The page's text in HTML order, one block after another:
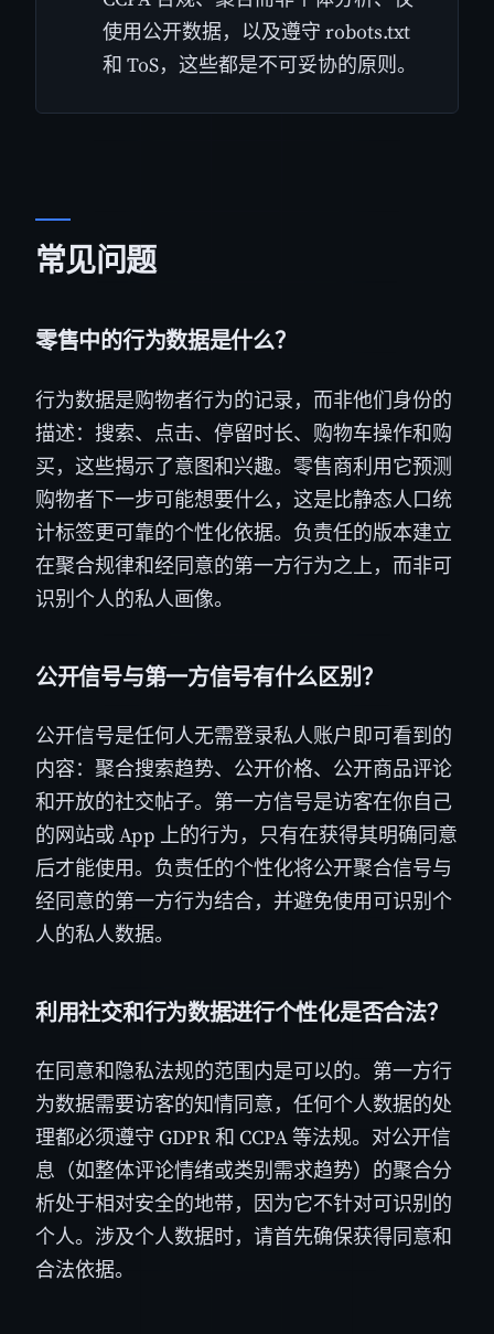
使用公开数据，以及遵守 robots.txt
和 ToS，这些都是不可妥协的原则。
常见问题
零售中的行为数据是什么？
行为数据是购物者行为的记录，而非他们身份的
描述：搜索、点击、停留时长、购物车操作和购
买，这些揭示了意图和兴趣。零售商利用它预测
购物者下一步可能想要什么，这是比静态人口统
计标签更可靠的个性化依据。负责任的版本建立
在聚合规律和经同意的第一方行为之上，而非可
识别个人的私人画像。
公开信号与第一方信号有什么区别？
公开信号是任何人无需登录私人账户即可看到的
内容：聚合搜索趋势、公开价格、公开商品评论
和开放的社交帖子。第一方信号是访客在你自己
的网站或 App 上的行为，只有在获得其明确同意
后才能使用。负责任的个性化将公开聚合信号与
经同意的第一方行为结合，并避免使用可识别个
人的私人数据。
利用社交和行为数据进行个性化是否合法？
在同意和隐私法规的范围内是可以的。第一方行
为数据需要访客的知情同意，任何个人数据的处
理都必须遵守 GDPR 和 CCPA 等法规。对公开信
息（如整体评论情绪或类别需求趋势）的聚合分
析处于相对安全的地带，因为它不针对可识别的
个人。涉及个人数据时，请首先确保获得同意和
合法依据。